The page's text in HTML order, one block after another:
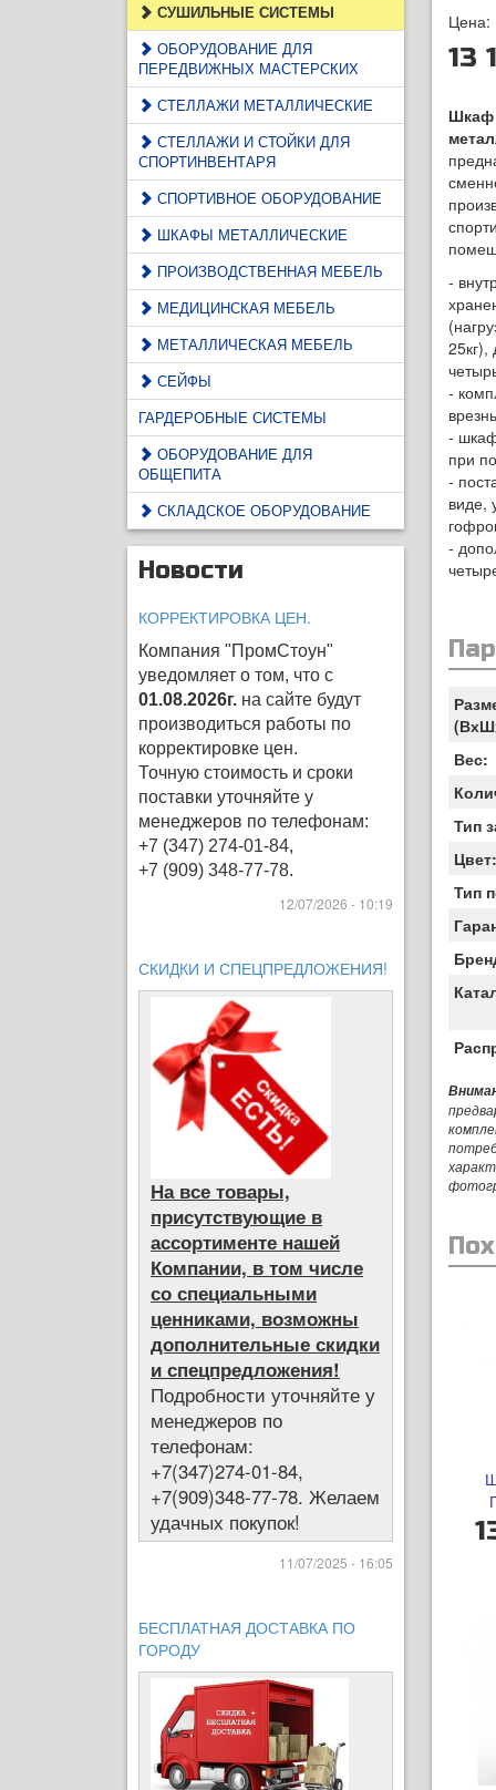
СУШИЛЬНЫЕ СИСТЕМЫ
ОБОРУДОВАНИЕ ДЛЯ
ПЕРЕДВИЖНЫХ МАСТЕРСКИХ
СТЕЛЛАЖИ МЕТАЛЛИЧЕСКИЕ
СТЕЛЛАЖИ И СТОЙКИ ДЛЯ
СПОРТИНВЕНТАРЯ
СПОРТИВНОЕ ОБОРУДОВАНИЕ
ШКАФЫ МЕТАЛЛИЧЕСКИЕ
ПРОИЗВОДСТВЕННАЯ МЕБЕЛЬ
МЕДИЦИНСКАЯ МЕБЕЛЬ
МЕТАЛЛИЧЕСКАЯ МЕБЕЛЬ
СЕЙФЫ
ГАРДЕРОБНЫЕ СИСТЕМЫ
ОБОРУДОВАНИЕ ДЛЯ
ОБЩЕПИТА
СКЛАДСКОЕ ОБОРУДОВАНИЕ
Новости
КОРРЕКТИРОВКА ЦЕН.
Компания "ПромСтоун"
уведомляет о том, что с
01.08.2026г. на сайте будут
производиться работы по
корректировке цен.
Точную стоимость и сроки
поставки уточняйте у
менеджеров по телефонам:
+7 (347) 274-01-84,
+7 (909) 348-77-78.
12/07/2026 - 10:19
СКИДКИ И СПЕЦПРЕДЛОЖЕНИЯ!
На все товары,
присутствующие в
ассортименте нашей
Компании, в том числе
со специальными
ценниками, возможны
дополнительные скидки
и спецпредложения!
Подробности уточняйте у
менеджеров по
телефонам:
+7(347)274-01-84,
+7(909)348-77-78. Желаем
удачных покупок!
11/07/2025 - 16:05
БЕСПЛАТНАЯ ДОСТАВКА ПО
ГОРОДУ
Цена:
13
Шкаф
-
-
-
при
-
виде,
-
Вес:
Тип
Тип